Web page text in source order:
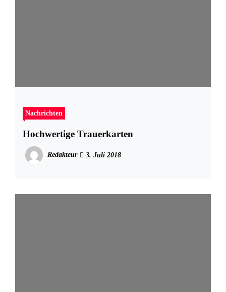
Nachrichten
Hochwertige Trauerkarten
Redakteur 3. Juli 2018